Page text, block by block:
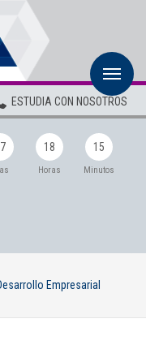
ESTUDIA CON NOSOTROS
18
Horas
15
Minutos
Empresarial